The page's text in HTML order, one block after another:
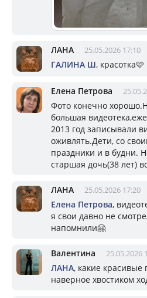
ЛАНА 25.05.2026 17:10
ГАЛИНА Ш, красотка🩷
Елена Петрова
Фото конечно
большая
2013 год записывали
оживлять.Дети, со
праздники и в будни.
старшая дочь(38 лет)
ЛАНА 25.05.2026 17:20
Елена Петрова,
я свои давно не
напомнили🤗
Валентина 25.05.2026
ЛАНА, какие красивые
наверное хвостиком